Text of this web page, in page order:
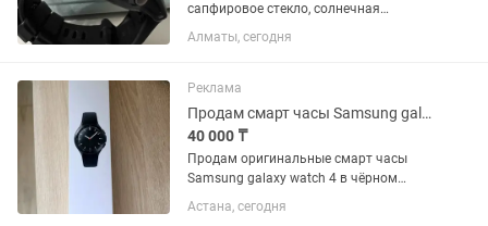
сапфировое стекло, солнечная
батарея, титановый корпус, состояние
-отличное, никаких повреждений, заряд
Алматы, сегодня
Реклама
Продам смарт часы Samsung galaxy watch 46 mm
40 000 ₸
Продам оригинальные смарт часы
Samsung galaxy watch 4 в чёрном
цвете. Отличная модель с
вращающимся безелем и строгим
Астана, сегодня